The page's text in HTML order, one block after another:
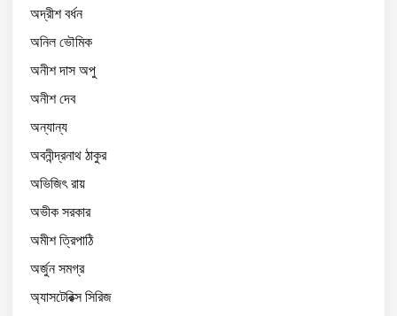
অদ্রীশ বর্ধন
অনিল ভৌমিক
অনীশ দাস অপু
অনীশ দেব
অন্যান্য
অবনীন্দ্রনাথ ঠাকুর
অভিজিৎ রায়
অভীক সরকার
অমীশ ত্রিপাঠি
অর্জুন সমগ্র
অ্যাসটেরিক্স সিরিজ